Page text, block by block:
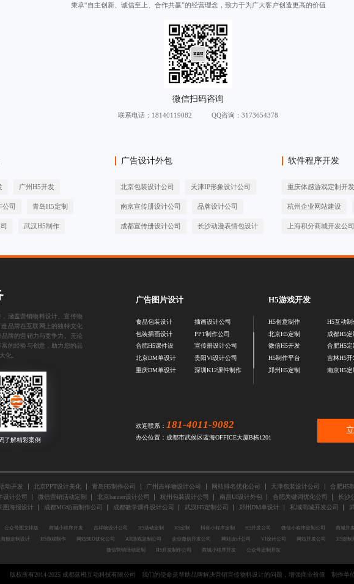
秉承“自主创新、诚信至上、合作共赢”的经营理念，致力于为广大客户创造更高的价值
联系电话： 18140119082 QQ咨询：3173654378
广州H5开发
公司 青岛H5定制
武汉H5制作
广告设计外包
北京包装设计公司 天津IP形象设计公司
南京宣传册设计公司 品牌设计公司
成都宣传册设计公司 长沙动漫表情包设计
软件程序开发
重庆体感游戏定制开发
杭州企业网站建设
上海积分商城开发公司
涵盖营销物料设计
宣传物
品牌在互联网上的独特文化
牌的营销力与竞争力。无论
的经验与创意，助力您的品
化。
广告图片设计
食品包装设计
包装插画设计
合肥H5课件设
北京DM单设计
重庆DM单设计
插画设计公司
PPT制作公司
宣传册设计公司
贵阳VI设计公司
深圳K12课件制作
H5游戏开发
H5创意制作
北京H5定制
微信H5开发
H5制作平台
郑州H5定制
H5互动制
成都H5定
合肥H5定
吉林H5开
南京H5定
欢迎联系： 181-4011-9082
办公位置：成都市武侯区蓝海OFFICE大厦B栋1201
动开发 北京PPT设计美化 青岛H5制作公司 广州吉祥物设计公司 网站排名优化公司 天津包装设计公司 合肥H5
设计公司 微信营销活动定制 北京banner设计公司 杭州包装设计公司 南昌UI设计外包 合肥关键词优化公司 长沙
图海报设计 成都MG动画制作公司 成都教学课件设计公司 武汉H5定制公司 郑州DM单设计 私域商城开发公司
公众号图文排版 商城小程序开发 吉祥物设计公司 H5活动定制 H5定制 抖音小程序定制 H5开发公司 微信小程序定制公司 商城开
海报定制设计 H5游戏制作 网站SEO优化公司 AR游戏定制公司 企业微信开发公司 网站设计公司 VI设计公司 网站开发公司 H5定制
微信营销活动定制
H5开发制作公司 商城小程序开发 公众号定制开发
版权所有2014-2025 成都蓝橙互动科技有限公司 我们的使命是帮助品牌解决营销宣传物料设计的问题，增强商业价值 制作单